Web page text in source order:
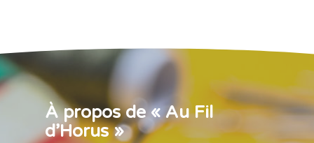
À propos de « Au Fil
d’Horus »